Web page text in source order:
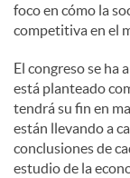
foco en cómo la
competitiva en el
El congreso se ha
está planteado
tendrá su fin en
están llevando a
conclusiones de
estudio de la